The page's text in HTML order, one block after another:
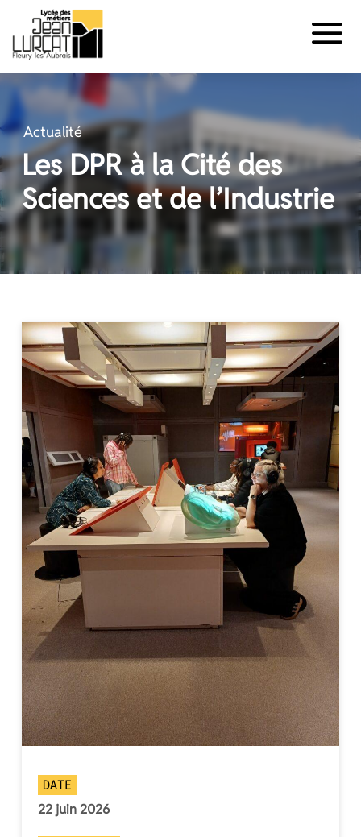
contenu
Actualité
Les DPR à la Cité des
Sciences et de l’Industrie
DATE
22 juin 2026
Panneau de gestion des cookies